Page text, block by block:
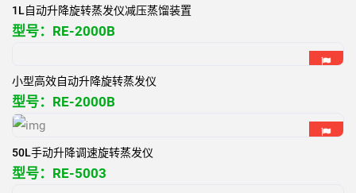
1L自动升降旋转蒸发仪减压蒸馏装置
型号： RE-2000B
小型高效自动升降旋转蒸发仪
型号： RE-2000B
50L手动升降调速旋转蒸发仪
型号： RE-5003